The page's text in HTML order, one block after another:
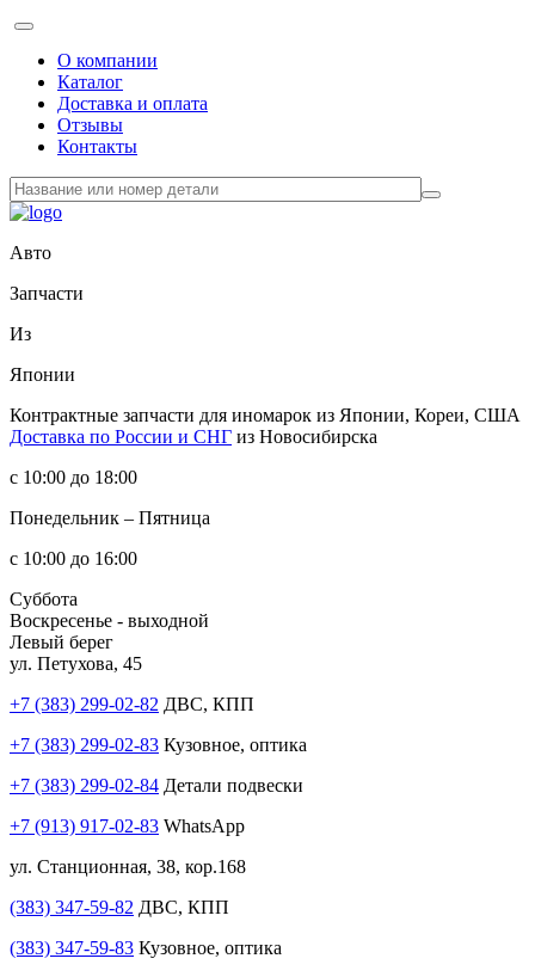
О компании
Каталог
Доставка и оплата
Отзывы
Контакты
Авто
Запчасти
Из
Японии
Контрактные запчасти для иномарок из Японии, Кореи, США
Доставка по России и СНГ из Новосибирска
с 10:00 до 18:00
Понедельник – Пятница
с 10:00 до 16:00
Суббота
Воскресенье - выходной
Левый берег
ул. Петухова, 45
+7 (383) 299-02-82 ДВС, КПП
+7 (383) 299-02-83 Кузовное, оптика
+7 (383) 299-02-84 Детали подвески
+7 (913) 917-02-83 WhatsApp
ул. Станционная, 38, кор.168
(383) 347-59-82 ДВС, КПП
(383) 347-59-83 Кузовное, оптика